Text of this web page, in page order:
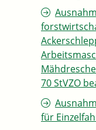
70 StVZO
für